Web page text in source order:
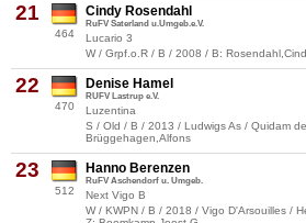
21
464
Cindy Rosendahl
RuFV Saterland u.Umgeb.e.V.
Lucario 3
W / Grpf.o.R / B / 2008 / B:
22
470
Denise Hamel
RUFV Lastrup e.V.
Luzentina
S / Old / B / 2013 / Ludwigs As / Quidam
Brüggehagen,Alfons
23
512
Hanno Berenzen
RuFV Aschendorf u. Umgeb.
Next Vigo B
W / KWPN / B / 2018 / Vigo D'Arsouilles /